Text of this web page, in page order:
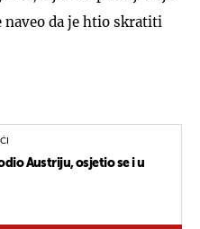
naveo da je htio skratiti
Austriju, osjetio se i u